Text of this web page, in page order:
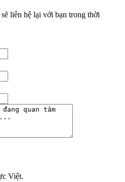
liên hệ lại với bạn trong thời
Việt.